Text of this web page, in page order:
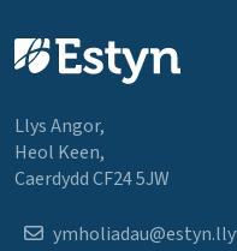
Llys Angor,
Heol Keen,
Caerdydd CF24 5JW